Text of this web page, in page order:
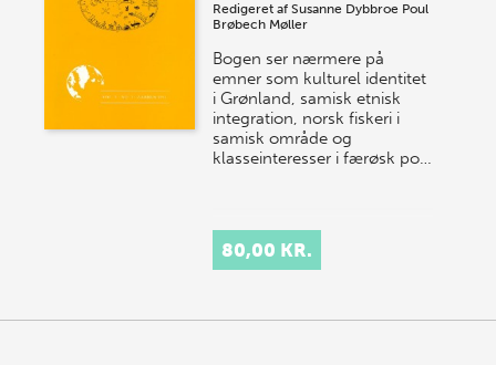
Redigeret afSusanne Dybbroe Poul
Brøbech Møller
Bogen ser nærmere på
emner som kulturel identitet
i Grønland, samisk etnisk
integration, norsk fiskeri i
samisk område og
klasseinteresser i færøsk po…
80,00 KR.